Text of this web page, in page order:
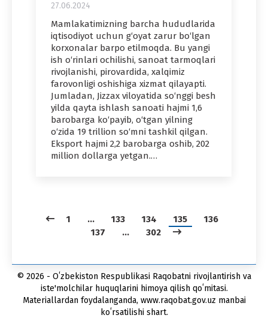
27.06.2024
Mamlakatimizning barcha hududlarida
iqtisodiyot uchun g‘oyat zarur bo‘lgan
korxonalar barpo etilmoqda. Bu yangi
ish o‘rinlari ochilishi, sanoat tarmoqlari
rivojlanishi, pirovardida, xalqimiz
farovonligi oshishiga xizmat qilayapti.
Jumladan, Jizzax viloyatida so‘nggi besh
yilda qayta ishlash sanoati hajmi 1,6
barobarga ko‘payib, o‘tgan yilning
o‘zida 19 trillion so‘mni tashkil qilgan.
Eksport hajmi 2,2 barobarga oshib, 202
million dollarga yetgan.…
1 … 133 134 135
136
137
… 302
© 2026 - Oʻzbekiston Respublikasi Raqobatni rivojlantirish va
iste'molchilar huquqlarini himoya qilish qoʻmitasi.
Materiallardan foydalanganda, www.raqobat.gov.uz manbai
koʻrsatilishi shart.